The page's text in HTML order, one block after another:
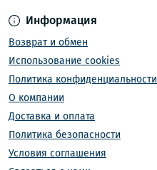
Информация
Возврат и обмен
Использование cookies
Политика конфиденциальности
О компании
Доставка и оплата
Политика безопасности
Условия соглашения